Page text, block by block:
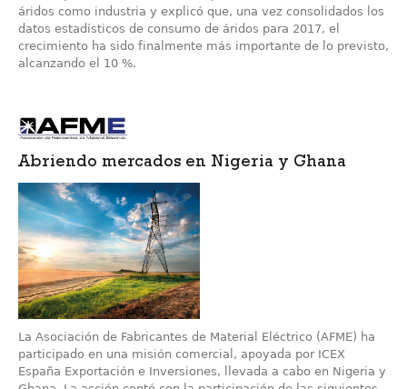
áridos como industria y explicó que, una vez consolidados los
datos estadísticos de consumo de áridos para 2017, el
crecimiento ha sido finalmente más importante de lo previsto,
alcanzando el 10 %.
Abriendo mercados en Nigeria y Ghana
La Asociación de Fabricantes de Material Eléctrico (AFME) ha
participado en una misión comercial, apoyada por ICEX
España Exportación e Inversiones, llevada a cabo en Nigeria y